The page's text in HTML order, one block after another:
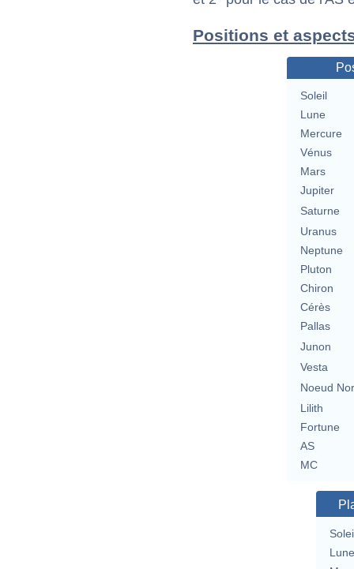
Positions et
Soleil
Lune
Mercure
Vénus
Mars
Jupiter
Saturne
Uranus
Neptune
Pluton
Chiron
Cérès
Pallas
Junon
Vesta
Noeud
Lilith
Fortune
AS
MC
Lune